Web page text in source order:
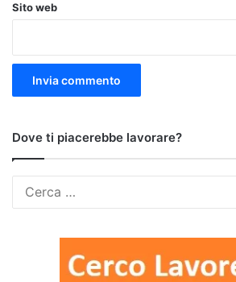
Sito web
Dove ti piacerebbe lavorare?